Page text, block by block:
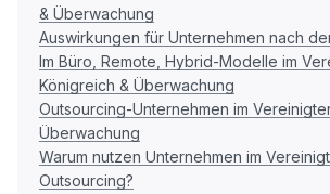
& Überwachung
Auswirkungen für Unternehmen nach
Im Büro, Remote, Hybrid-Modelle im
Königreich & Überwachung
Outsourcing-Unternehmen im
Überwachung
Warum nutzen Unternehmen im
Outsourcing?